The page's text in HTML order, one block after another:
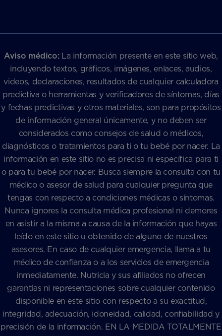
Aviso médico:La información presente en este sitio web,
incluyendo textos, gráficos, imágenes, enlaces, audios,
videos, declaraciones, resultados de cualquier calculadora
predictiva o herramientas y verificadores de síntomas, días
y fechas predictivas y otros materiales, son para propósitos
de información general únicamente, y no deben ser
considerados como consejos de salud o médicos,
diagnósticos o tratamientos para ti o tu bebé por nacer. La
información en este sitio no es precisa ni específica para ti
o para tu bebé por nacer. Busca siempre la consulta con tu
médico o asesor de salud para cualquier pregunta que
tengas con respecto a condiciones médicas o síntomas.
Nunca ignores la consulta médica profesional ni demores
en asistir a la misma a causa de la información que hayas
leído en este sitio u obtenido de alguno de nuestros
asesores. En caso de cualquier emergencia, llama a tu
médico de confianza o a los servicios de emergencia
inmediatamente. Nutricia y sus afiliados no ofrecen
garantías ni representaciones sobre cualquier contenido
disponible en este sitio con respecto a su exactitud,
integridad, adecuación, idoneidad, calidad, confiabilidad y
precisión de la información. EN LA MEDIDA TOTALMENTE